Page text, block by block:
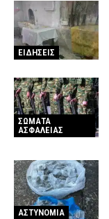
ΕΙΔΗΣΕΙΣ
ΣΩΜΑΤΑ
ΑΣΦΑΛΕΙΑΣ
ΑΣΤΥΝΟΜΙΑ